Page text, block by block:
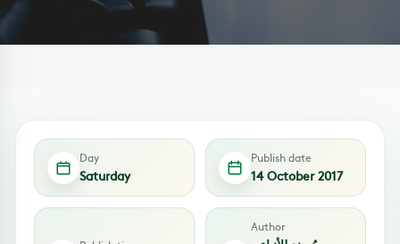
Day
Saturday
Publish date
14 October 2017
Author